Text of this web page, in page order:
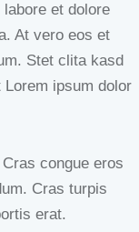
et dolore
At vero eos et
Stet clita kasd
ipsum dolor
congue eros
Cras turpis
erat.